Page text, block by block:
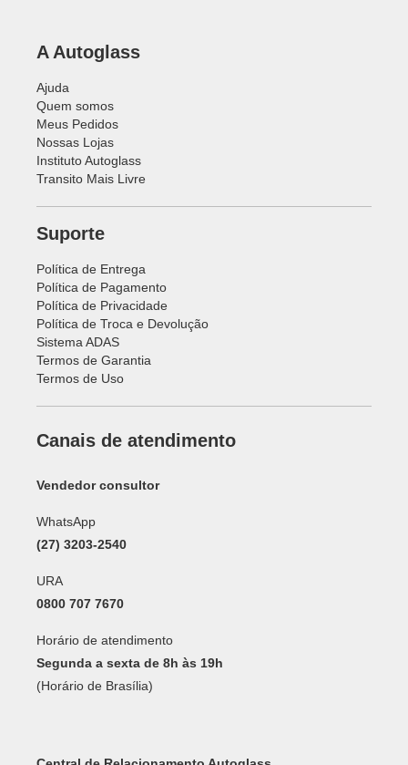
A Autoglass
Ajuda
Quem somos
Meus Pedidos
Nossas Lojas
Instituto Autoglass
Transito Mais Livre
Suporte
Política de Entrega
Política de Pagamento
Política de Privacidade
Política de Troca e Devolução
Sistema ADAS
Termos de Garantia
Termos de Uso
Canais de atendimento
Vendedor consultor
WhatsApp
(27) 3203-2540
URA
0800 707 7670
Horário de atendimento
Segunda a sexta de 8h às 19h
(Horário de Brasília)